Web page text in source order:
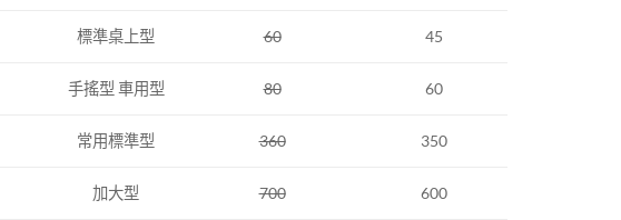
標準桌上型 60 45
手搖型 車用型 80 60
常用標準型 360 350
加大型 700 600